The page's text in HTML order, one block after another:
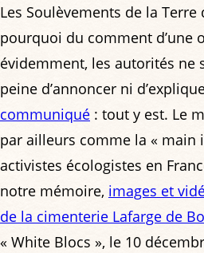
Les Soulèvements de la
pourquoi du comment d’une
évidemment, les autorités ne
peine d’annoncer ni
communiqué : tout y est. Le
par ailleurs comme la « main
activistes écologistes en
notre mémoire, images et
de la cimenterie Lafarge de
« White Blocs », le 10